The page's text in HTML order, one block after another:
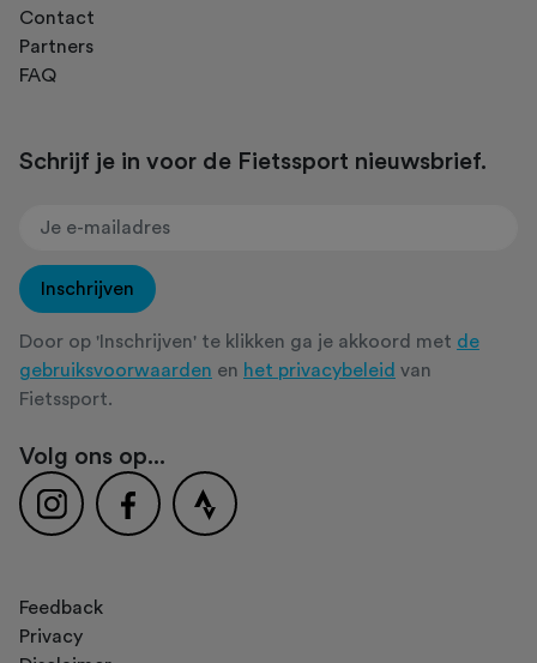
Contact
Partners
FAQ
Schrijf je in voor de Fietssport nieuwsbrief.
Inschrijven
Door op 'Inschrijven' te klikken ga je akkoord met de
gebruiksvoorwaarden en het privacybeleid van
Fietssport.
Volg ons op...
Feedback
Privacy